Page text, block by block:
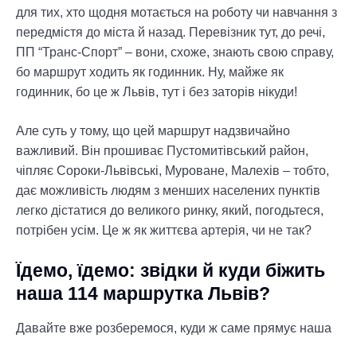
для тих, хто щодня мотається на роботу чи навчання з
передмістя до міста й назад. Перевізник тут, до речі,
ПП “Транс-Спорт” – вони, схоже, знають свою справу,
бо маршрут ходить як годинник. Ну, майже як
годинник, бо це ж Львів, тут і без заторів нікуди!
Але суть у тому, що цей маршрут надзвичайно
важливий. Він прошиває Пустомитівський район,
чіпляє Сороки-Львівські, Муроване, Малехів – тобто,
дає можливість людям з менших населених пунктів
легко дістатися до великого ринку, який, погодьтеся,
потрібен усім. Це ж як життєва артерія, чи не так?
Їдемо, їдемо: звідки й куди біжить
наша 114 маршрутка Львів?
Давайте вже розберемося, куди ж саме прямує наша